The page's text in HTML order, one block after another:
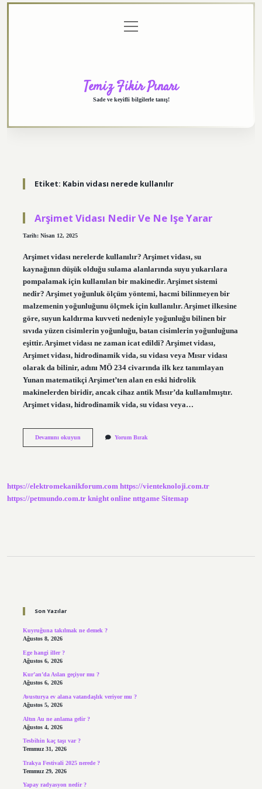
menüyü
aç
Temiz Fikir Pınarı
Sade ve keyifli bilgilerle tanış!
Etiket: Kabin vidası nerede kullanılır
Arşimet Vidası Nedir Ve Ne Işe Yarar
Tarih: Nisan 12, 2025
Arşimet vidası nerelerde kullanılır? Arşimet vidası, su
kaynağının düşük olduğu sulama alanlarında suyu yukarılara
pompalamak için kullanılan bir makinedir. Arşimet sistemi
nedir? Arşimet yoğunluk ölçüm yöntemi, hacmi bilinmeyen bir
malzemenin yoğunluğunu ölçmek için kullanılır. Arşimet ilkesine
göre, suyun kaldırma kuvveti nedeniyle yoğunluğu bilinen bir
sıvıda yüzen cisimlerin yoğunluğu, batan cisimlerin yoğunluğuna
eşittir. Arşimet vidası ne zaman icat edildi? Arşimet vidası,
Arşimet vidası, hidrodinamik vida, su vidası veya Mısır vidası
olarak da bilinir, adını MÖ 234 civarında ilk kez tanımlayan
Yunan matematikçi Arşimet’ten alan en eski hidrolik
makinelerden biridir, ancak cihaz antik Mısır’da kullanılmıştır.
Arşimet vidası, hidrodinamik vida, su vidası veya…
Devamını okuyunArşimet
Yarar
Yorum Bırak
https://elektromekanikforum.com https://vienteknoloji.com.tr
https://petmundo.com.tr knight online nttgame Sitemap
Son Yazılar
Kuyruğuna takılmak ne demek ?
Ağustos 8, 2026
Ege hangi iller ?
Ağustos 6, 2026
Kur’an’da Aslan geçiyor mu ?
Ağustos 6, 2026
Avusturya ev alana vatandaşlık veriyor mu ?
Ağustos 5, 2026
Altın Au ne anlama gelir ?
Ağustos 4, 2026
Tesbihin kaç taşı var ?
Temmuz 31, 2026
Trakya Festivali 2025 nerede ?
Temmuz 29, 2026
Yapay radyasyon nedir ?